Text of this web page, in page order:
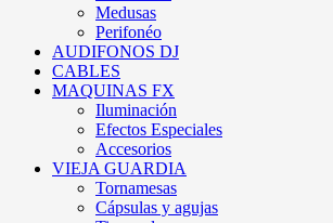
Medusas
Perifonéo
AUDIFONOS DJ
CABLES
MAQUINAS FX
Iluminación
Efectos Especiales
Accesorios
VIEJA GUARDIA
Tornamesas
Cápsulas y agujas